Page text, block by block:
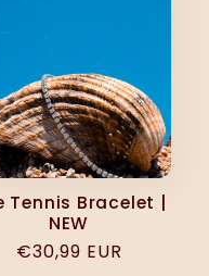
Tennis Bracelet |
NEW
Normál
€30,99 EUR